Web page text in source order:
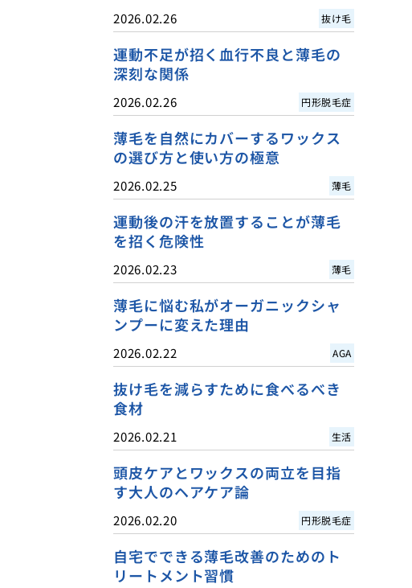
2026.02.26 抜け毛
運動不足が招く血行不良と薄毛の
深刻な関係
2026.02.26 円形脱毛症
薄毛を自然にカバーするワックス
の選び方と使い方の極意
2026.02.25 薄毛
運動後の汗を放置することが薄毛
を招く危険性
2026.02.23 薄毛
薄毛に悩む私がオーガニックシャ
ンプーに変えた理由
2026.02.22 AGA
抜け毛を減らすために食べるべき
食材
2026.02.21 生活
頭皮ケアとワックスの両立を目指
す大人のヘアケア論
2026.02.20 円形脱毛症
自宅でできる薄毛改善のためのト
リートメント習慣